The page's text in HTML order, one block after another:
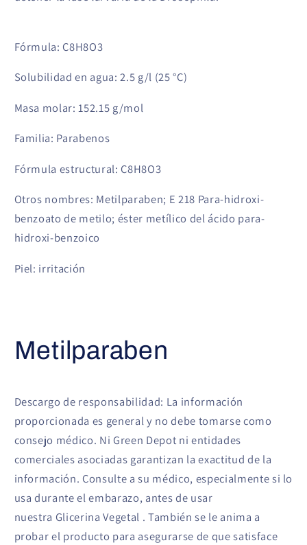
Fórmula: C8H8O3
Solubilidad en agua: 2.5 g/l (25 °C)
Masa molar: 152.15 g/mol
Familia: Parabenos
Fórmula estructural: C8H8O3
Otros nombres: Metilparaben; E 218 Para-hidroxi-
benzoato de metilo; éster metílico del ácido para-
hidroxi-benzoico
Piel: irritación
Metilparaben
Descargo de responsabilidad: La información
proporcionada es general y no debe tomarse como
consejo médico. Ni Green Depot ni entidades
comerciales asociadas garantizan la exactitud de la
información. Consulte a su médico, especialmente si lo
usa durante el embarazo, antes de usar
nuestra Glicerina Vegetal . También se le anima a
probar el producto para asegurarse de que satisface